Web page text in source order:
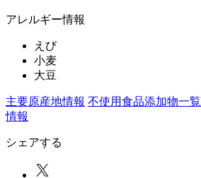
アレルギー情報
えび
小麦
大豆
主要原産地情報 不使用食品添加物一覧
情報
シェアする